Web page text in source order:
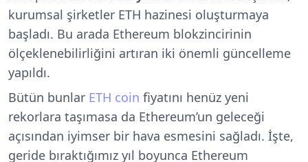
kurumsal şirketler ETH hazinesi oluşturmaya
başladı. Bu arada Ethereum blokzincirinin
ölçeklenebilirliğini artıran iki önemli güncelleme
yapıldı.
Bütün bunlar ETH coin fiyatını henüz yeni
rekorlara taşımasa da Ethereum’un geleceği
açısından iyimser bir hava esmesini sağladı. İşte,
geride bıraktığımız yıl boyunca Ethereum